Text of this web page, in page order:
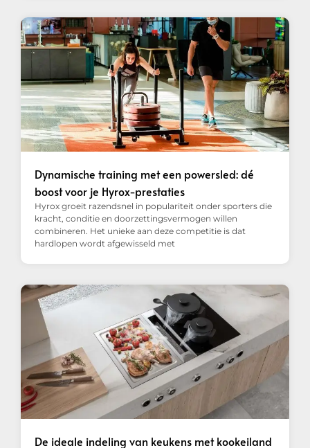
Dynamische training met een powersled: dé
boost voor je Hyrox-prestaties
Hyrox groeit razendsnel in populariteit onder sporters die
kracht, conditie en doorzettingsvermogen willen
combineren. Het unieke aan deze competitie is dat
hardlopen wordt afgewisseld met
De ideale indeling van keukens met kookeiland